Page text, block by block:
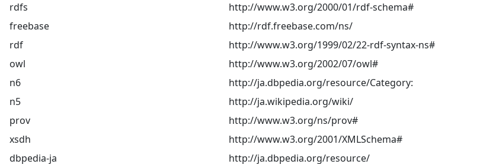
rdfs
http://www.w3.org/2000/01/rdf-schema#
freebase
http://rdf.freebase.com/ns/
rdf
http://www.w3.org/1999/02/22-rdf-syntax-ns#
owl
http://www.w3.org/2002/07/owl#
n6
http://ja.dbpedia.org/resource/Category:
n5
http://ja.wikipedia.org/wiki/
prov
http://www.w3.org/ns/prov#
xsdh
http://www.w3.org/2001/XMLSchema#
dbpedia-ja
http://ja.dbpedia.org/resource/